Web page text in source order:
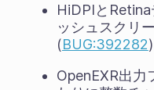
HiDPIと
ッシュスクリ
(BUG:392282)
OpenEXR出力